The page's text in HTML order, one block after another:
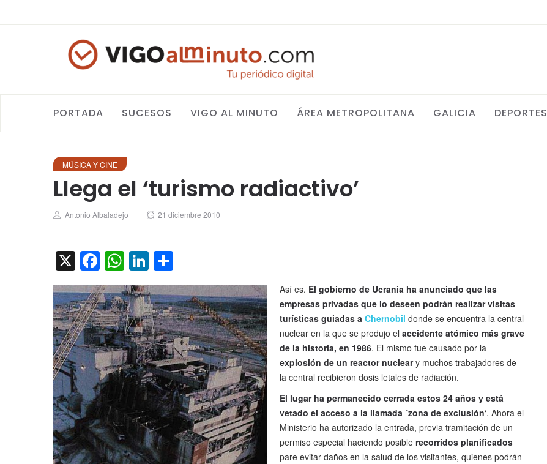
PORTADA SUCESOS VIGO AL MINUTO ÁREA METROPOLITANA GALICIA DEPORTES
MÚSICA Y CINE
Llega el ‘turismo radiactivo’
Author
Antonio Albaladejo
Posted
21 diciembre 2010
X Facebook
WhatsApp
LinkedIn
Así es. El gobierno de Ucrania ha anunciado que las
empresas privadas que lo deseen podrán realizar visitas
turísticas guiadas a Chernobil donde se encuentra la central
nuclear en la que se produjo el accidente atómico más grave
de la historia, en 1986. El mismo fue causado por la
explosión de un reactor nucleary muchos trabajadores de
la central recibieron dosis letales de radiación.
El lugar ha permanecido cerrada estos 24 años y está
vetado el acceso a la llamada ´zona de exclusión‘. Ahora el
Ministerio ha autorizado la entrada, previa tramitación de un
permiso especial haciendo posible recorridos planificados
pare evitar daños en la salud de los visitantes, quienes podrán